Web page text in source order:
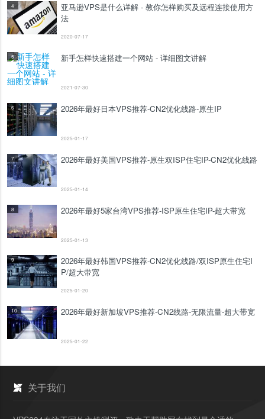
4
亚马逊VPS是什么详解 - 教你怎样购买及远程连接使用方
法
2020-07-17
5 新手怎样快速搭建一个网站 - 详细图文讲解
2021-07-30
6 2026年最好日本VPS推荐-CN2优化线路-原生IP
2025-01-17
7 2026年最好美国VPS推荐-原生双ISP住宅IP-CN2优化线路
2025-01-14
8 2026年最好5家台湾VPS推荐-ISP原生住宅IP-超大带宽
2025-01-13
9
2026年最好韩国VPS推荐-CN2优化线路/双ISP原生住宅I
P/超大带宽
2025-01-20
10 2026年最好新加坡VPS推荐-CN2线路-无限流量-超大带宽
2025-01-22
关于我们